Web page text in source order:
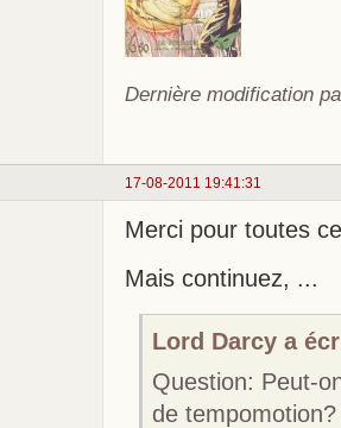
Dernière modification
17-08-2011 19:41:31
Merci pour toutes
Mais continuez, ...
Lord Darcy a
Question: Peut-
de